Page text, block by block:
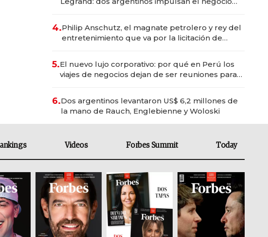
4.Philip Anschutz, el magnate petrolero y rey del
entretenimiento que va por la licitación de
5.El nuevo lujo corporativo: por qué en Perú los
viajes de negocios dejan de ser reuniones para
6.Dos argentinos levantaron US$ 6,2 millones de
la mano de Rauch, Englebienne y Woloski
Videos Forbes Summit Today